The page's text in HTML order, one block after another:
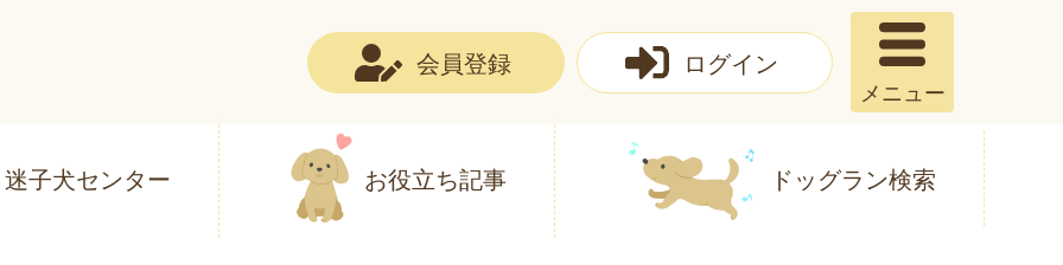
会員登録 ログイン
メニュー
迷子犬センター お役立ち記事 ドッグラン検索